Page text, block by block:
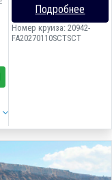
Подробнее
Номер круиза: 20942-
FA20270110SCTSCT